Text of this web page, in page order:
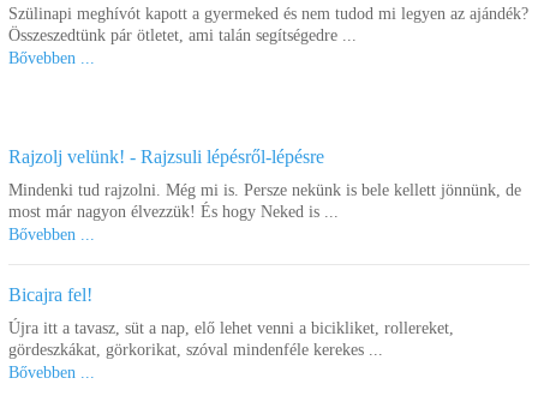
Szülinapi meghívót kapott a gyermeked és nem tudod mi legyen az ajándék?
Összeszedtünk pár ötletet, ami talán segítségedre ...
Bővebben ...
Rajzolj velünk! - Rajzsuli lépésről-lépésre
Mindenki tud rajzolni. Még mi is. Persze nekünk is bele kellett jönnünk, de
most már nagyon élvezzük! És hogy Neked is ...
Bővebben ...
Bicajra fel!
Újra itt a tavasz, süt a nap, elő lehet venni a bicikliket, rollereket,
gördeszkákat, görkorikat, szóval mindenféle kerekes ...
Bővebben ...